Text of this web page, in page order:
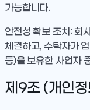
가능합니다.
안전성 확보 조치 : 회
체결하고, 수탁자가
등)을 보유한 사업자
제9조 (개인